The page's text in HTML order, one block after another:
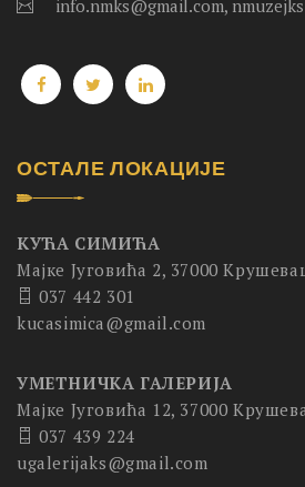
info.nmks@gmail.com,
ОСТАЛЕ ЛОКАЦИЈЕ
КУЋА СИМИЋА
Мајке Југовића 2, 37000
037 442 301
kucasimica@gmail.com
УМЕТНИЧКА ГАЛЕРИЈА
Мајке Југовића 12, 37000
037 439 224
ugalerijaks@gmail.com